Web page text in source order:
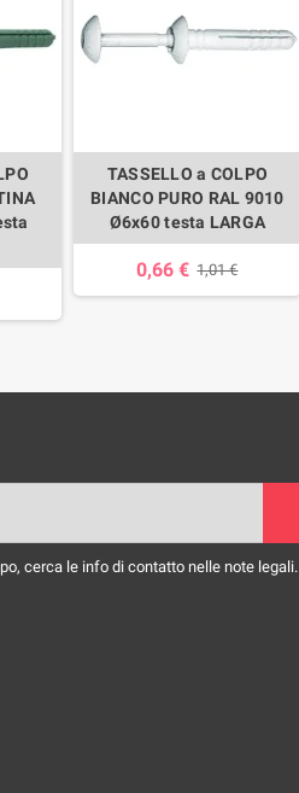
TASSELLO a COLPO
BIANCO PURO RAL 9010
Ø6x60 testa LARGA
0,66 € 1,01 €
cerca le info di contatto nelle note legali.